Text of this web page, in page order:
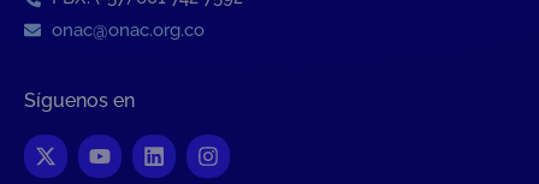
onac@onac.org.co
Síguenos en